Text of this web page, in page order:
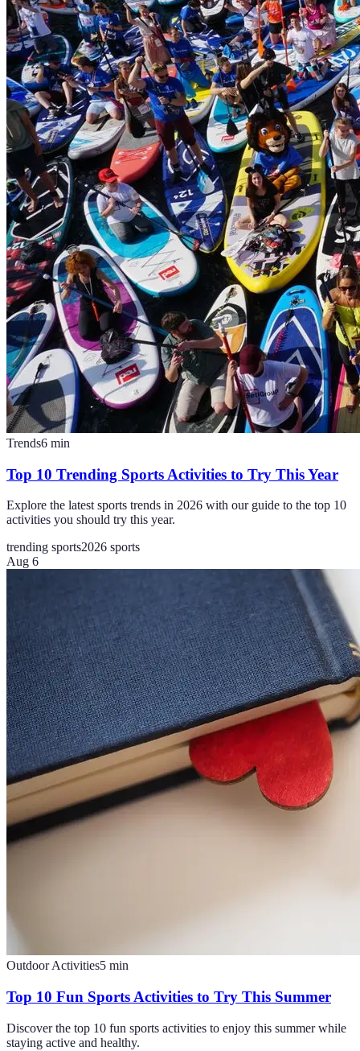
Trends6 min
Top 10 Trending Sports Activities to Try This Year
Explore the latest sports trends in 2026 with our guide to the top 10
activities you should try this year.
trending sports2026 sports
Aug 6
Outdoor Activities5 min
Top 10 Fun Sports Activities to Try This Summer
Discover the top 10 fun sports activities to enjoy this summer while
staying active and healthy.